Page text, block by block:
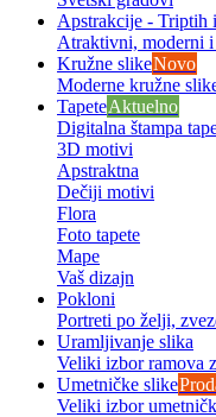
Apstrakcije - Triptih
Atraktivni, moderni i
Kružne slikeNovo
Moderne kružne
TapeteAktuelno
Digitalna štampa
3D motivi
Apstraktna
Dečiji motivi
Flora
Foto tapete
Mape
Vaš dizajn
Pokloni
Portreti po želji,
Uramljivanje slika
Veliki izbor ramova
Umetničke slike
Veliki izbor